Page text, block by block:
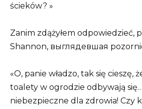
ścieków? »
Zanim zdążyłem odpowiedzieć,
Shannon, выглядевшая
«O, panie władzo, tak się cieszę,
toalety w ogrodzie odbywają
niebezpieczne dla zdrowia! Czy